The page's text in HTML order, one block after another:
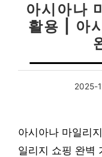
아시아나
활용 | 아
2025-
아시아나 마일리
일리지 쇼핑 완벽